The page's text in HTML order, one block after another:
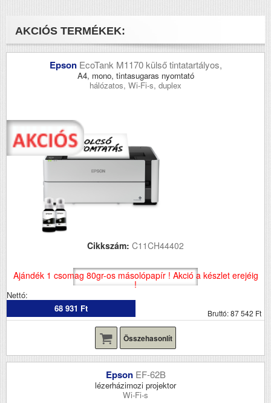
AKCIÓS TERMÉKEK:
Epson EcoTank M1170 külső tintatartályos,
A4, mono, tintasugaras nyomtató
hálózatos, Wi-Fi-s, duplex
Cikkszám: C11CH44402
Ajándék 1 csomag 80gr-os másolópapír ! Akció a készlet erejéig
!
Nettó:
68 931 Ft
Bruttó: 87 542 Ft
Összehasonlít
Epson EF-62B
lézerházimozi projektor
Wi-Fi-s